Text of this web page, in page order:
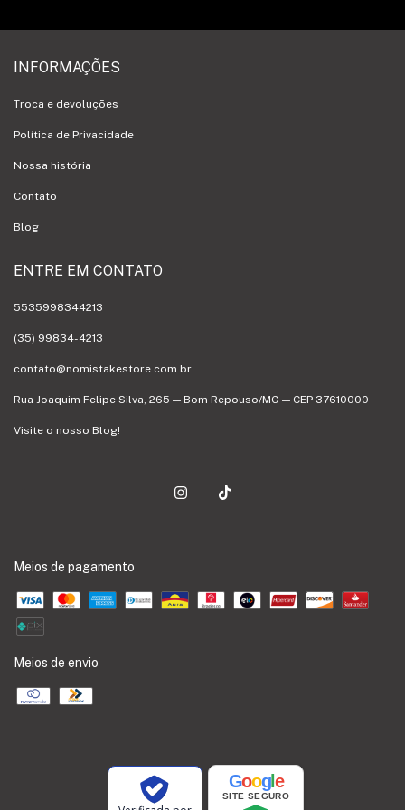
INFORMAÇÕES
Troca e devoluções
Política de Privacidade
Nossa história
Contato
Blog
ENTRE EM CONTATO
5535998344213
(35) 99834-4213
contato@nomistakestore.com.br
Rua Joaquim Felipe Silva, 265 — Bom Repouso/MG — CEP 37610000
Visite o nosso Blog!
Meios de pagamento
Meios de envio
Google
SITE SEGURO